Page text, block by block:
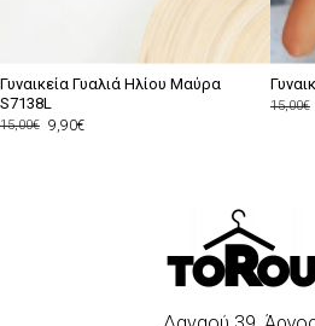
Γυναικεία Γυαλιά Ηλίου Μαύρα
S7138L
9,90€
15,00€
15,00€